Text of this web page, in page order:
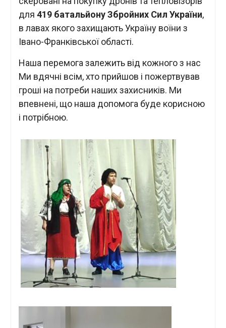
для 419 батальйону Збройних Сил України,
в лавах якого захищають Україну воїни з
Івано-Франківської області.
Наша перемога залежить від кожного з нас
Ми вдячні всім, хто прийшов і пожертвував
гроші на потреби наших захисників. Ми
впевнені, що наша допомога буде корисною
і потрібною.